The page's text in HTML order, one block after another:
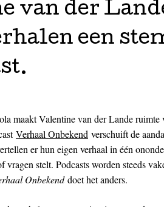
van der
een
maakt Valentine van der Lande ruimte
Verhaal Onbekend verschuift de
er hun eigen verhaal in één
stelt. Podcasts worden steeds
Onbekenddoet het anders.